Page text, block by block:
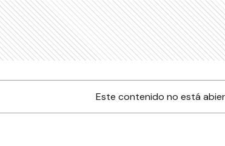
Este contenido no está